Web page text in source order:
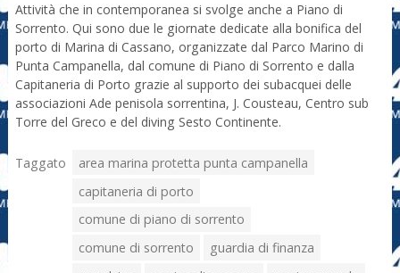
Attività che in contemporanea si svolge anche a Piano di
Sorrento. Qui sono due le giornate dedicate alla bonifica del
porto di Marina di Cassano, organizzate dal Parco Marino di
Punta Campanella, dal comune di Piano di Sorrento e dalla
Capitaneria di Porto grazie al supporto dei subacquei delle
associazioni Ade penisola sorrentina, J. Cousteau, Centro sub
Torre del Greco e del diving Sesto Continente.
Taggato
area marina protetta punta campanella
capitaneria di porto
comune di piano di sorrento
comune di sorrento
guardia di finanza